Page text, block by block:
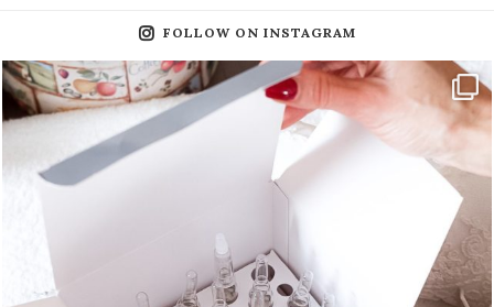
FOLLOW ON INSTAGRAM